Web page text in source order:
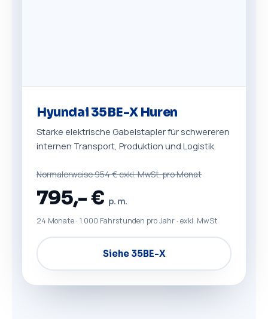
Hyundai 35BE-X Huren
Starke elektrische Gabelstapler für schwereren
internen Transport, Produktion und Logistik.
Normalerweise 954 € exkl. MwSt. pro Monat
795,- € p. m.
24 Monate · 1.000 Fahrstunden pro Jahr · exkl. MwSt
Siehe 35BE-X